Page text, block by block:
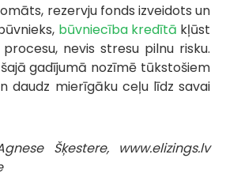
rezervju fonds izveidots un
būvniecība kredītā kļūst
nevis stresu pilnu risku.
gadījumā nozīmē tūkstošiem
daudz mierīgāku ceļu līdz savai
Šķestere, www.elizings.lv